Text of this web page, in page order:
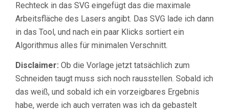
Rechteck in das SVG eingefügt das die maximale
Arbeitsfläche des Lasers angibt. Das SVG lade ich dann
in das Tool, und nach ein paar Klicks sortiert ein
Algorithmus alles für minimalen Verschnitt.
Disclaimer: Ob die Vorlage jetzt tatsächlich zum
Schneiden taugt muss sich noch rausstellen. Sobald ich
das weiß, und sobald ich ein vorzeigbares Ergebnis
habe, werde ich auch verraten was ich da gebastelt